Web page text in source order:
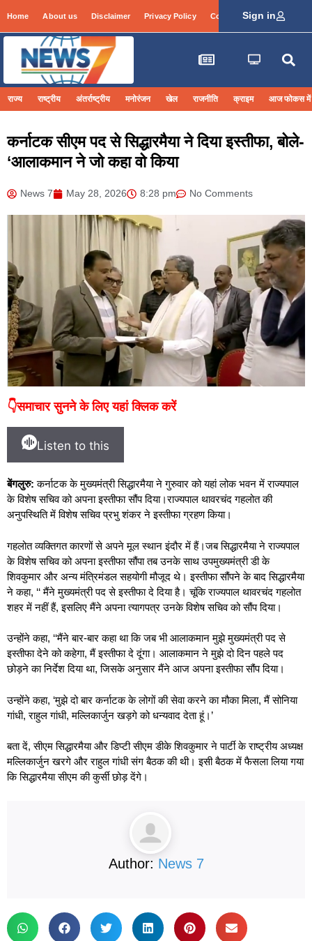
Home About us Disclaimer Privacy Policy Contact Info Login
Sign in
राज्य राष्ट्रीय अंतर्राष्ट्रीय मनोरंजन खेल राजनीति क्राइम आज फोकस में
कर्नाटक सीएम पद से सिद्धारमैया ने दिया इस्तीफा, बोले-
‘आलाकमान ने जो कहा वो किया
News 7 May 28, 2026 8:28 pm No Comments
👇समाचार सुनने के लिए यहां क्लिक करें
Listen to this
बेंगलुरु: कर्नाटक के मुख्यमंत्री सिद्धारमैया ने गुरुवार को यहां लोक भवन में राज्यपाल
के विशेष सचिव को अपना इस्तीफा सौंप दिया।राज्यपाल थावरचंद गहलोत की
अनुपस्थिति में विशेष सचिव प्रभु शंकर ने इस्तीफा ग्रहण किया।
गहलोत व्यक्तिगत कारणों से अपने मूल स्थान इंदौर में हैं।जब सिद्धारमैया ने राज्यपाल
के विशेष सचिव को अपना इस्तीफा सौंपा तब उनके साथ उपमुख्यमंत्री डी के
शिवकुमार और अन्य मंत्रिमंडल सहयोगी मौजूद थे। इस्तीफा सौंपने के बाद सिद्धारमैया
ने कहा, ‘‘ मैंने मुख्यमंत्री पद से इस्तीफा दे दिया है। चूंकि राज्यपाल थावरचंद गहलोत
शहर में नहीं हैं, इसलिए मैंने अपना त्यागपत्र उनके विशेष सचिव को सौंप दिया।
उन्होंने कहा, ‘‘मैंने बार-बार कहा था कि जब भी आलाकमान मुझे मुख्यमंत्री पद से
इस्तीफा देने को कहेगा, मैं इस्तीफा दे दूंगा। आलाकमान ने मुझे दो दिन पहले पद
छोड़ने का निर्देश दिया था, जिसके अनुसार मैंने आज अपना इस्तीफा सौंप दिया।
उन्होंने कहा, ‘मुझे दो बार कर्नाटक के लोगों की सेवा करने का मौका मिला, मैं सोनिया
गांधी, राहुल गांधी, मल्लिकार्जुन खड़गे को धन्यवाद देता हूं।’
बता दें, सीएम सिद्धारमैया और डिप्टी सीएम डीके शिवकुमार ने पार्टी के राष्ट्रीय अध्यक्ष
मल्लिकार्जुन खरगे और राहुल गांधी संग बैठक की थी। इसी बैठक में फैसला लिया गया
कि सिद्धारमैया सीएम की कुर्सी छोड़ देंगे।
Author: News 7